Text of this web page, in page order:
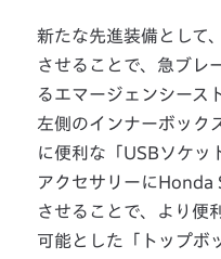
新たな先進装備として
させることで、急ブレ
るエマージェンシース
左側のインナーボック
に便利な「USBソケッ
アクセサリーにHonda
させることで、より便
可能とした「トップボ